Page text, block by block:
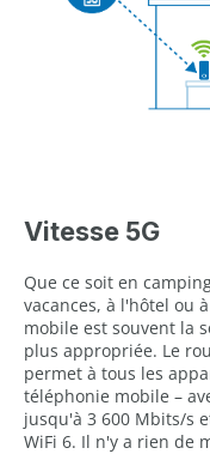
Vitesse 5G
Que ce soit en
vacances, à l'hôtel ou
mobile est souvent la
plus appropriée. Le
permet à tous les
téléphonie mobile –
jusqu'à 3 600 Mbits/s
WiFi 6. Il n'y a rien de